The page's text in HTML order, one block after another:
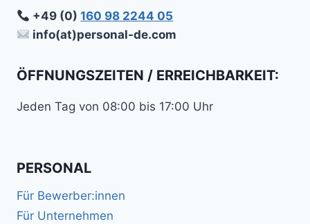
+49 (0)160 98 2244 05
info(at)personal-de.com
ÖFFNUNGSZEITEN / ERREICHBARKEIT:
Jeden Tag von 08:00 bis 17:00 Uhr
PERSONAL
Für Bewerber:innen
Für Unternehmen